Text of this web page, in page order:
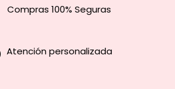
Compras 100% Seguras
Atención personalizada